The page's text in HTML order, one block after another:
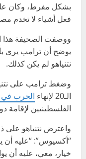
بشكل مفرط، وكان
فعل أشياء لا تخدم
ووصفت الصحيفة هذا
يوضح أن ترامب يرى
نتنياهو لم يكن كذلك.
وضغط ترامب على
الـ20 لإنهاء
الحرب في
الفلسطينيين لإقامة
واعترض نتنياهو على
“أكسيوس”: “عليه أن
خيار، معي، عليه أن